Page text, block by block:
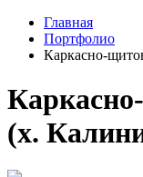
Главная
Портфолио
Каркасно-
(х.